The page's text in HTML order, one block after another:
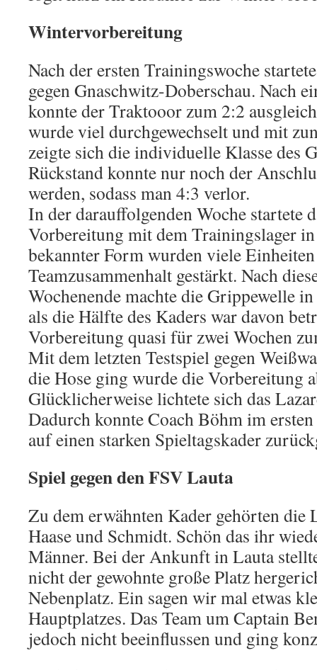
Wintervorbereitung
Nach der ersten Trainingswoche
gegen Gnaschwitz-Doberschau. Nach
konnte der Traktooor zum 2:2
wurde viel durchgewechselt und mit
zeigte sich die individuelle Klasse des
Rückstand konnte nur noch der
werden, sodass man 4:3 verlor.
In der darauffolgenden Woche startete
Vorbereitung mit dem Trainingslager
bekannter Form wurden viele
Teamzusammenhalt gestärkt. Nach
Wochenende machte die Grippewelle
als die Hälfte des Kaders war davon
Vorbereitung quasi für zwei Wochen
Mit dem letzten Testspiel gegen
die Hose ging wurde die Vorbereitung
Glücklicherweise lichtete sich das
Dadurch konnte Coach Böhm im
auf einen starken Spieltagskader
Spiel gegen den FSV Lauta
Zu dem erwähnten Kader gehörten die
Haase und Schmidt. Schön das ihr
Männer. Bei der Ankunft in Lauta
nicht der gewohnte große Platz
Nebenplatz. Ein sagen wir mal etwas
Hauptplatzes. Das Team um Captain
jedoch nicht beeinflussen und ging